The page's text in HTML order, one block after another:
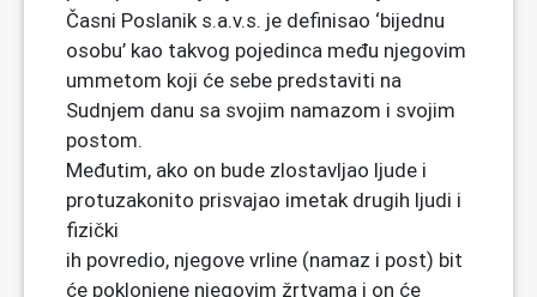
Časni Poslanik s.a.v.s. je definisao ‘bijednu
osobu’ kao takvog pojedinca među njegovim
ummetom koji će sebe predstaviti na
Sudnjem danu sa svojim namazom i svojim
postom.
Međutim, ako on bude zlostavljao ljude i
protuzakonito prisvajao imetak drugih ljudi i
fizički
ih povredio, njegove vrline (namaz i post) bit
će poklonjene njegovim žrtvama i on će